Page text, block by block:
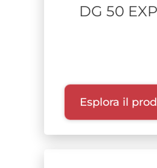
DG 50
Esplora il